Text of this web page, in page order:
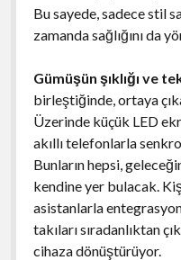
Bu sayede, sadece stil
zamanda sağlığını da
Gümüşün şıklığı ve
birleştiğinde, ortaya
Üzerinde küçük LED
akıllı telefonlarla
Bunların hepsi,
kendine yer bulacak.
asistanlarla
takıları sıradanlıktan
cihaza dönüştürüyor.